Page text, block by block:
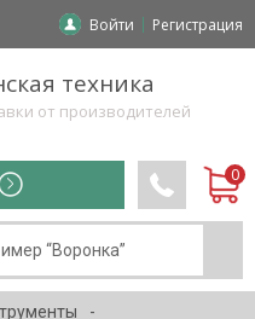
Войти Регистрация
техника
от производителей